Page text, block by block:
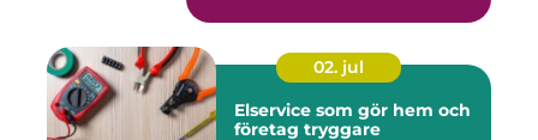
02. jul
Elservice som gör hem och
företag tryggare